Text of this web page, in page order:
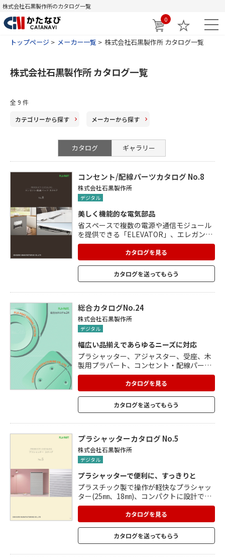
株式会社石黒製作所のカタログ一覧
0
トップページ メーカー一覧 株式会社石黒製作所 カタログ一覧
株式会社石黒製作所 カタログ一覧
全 9 件
カテゴリーから探す メーカーから探す
カタログ ギャラリー
コンセント/配線パーツカタログ No.8
株式会社石黒製作所
デジタル
美しく機能的な電気部品
省スペースで複数の電源や通信モジュール
を提供できる「ELEVATOR」、エレガント
でコンパクトな電源・データ供給ソリュー
ション「POWER FRAME」、さまざまな使
用環境で電源や異なる通信モジュールを装
着できる「DESK2」、希望に応じてビデオ
やオーディオ、ネットワーク接続コンポー
カバーなどを掲載。
カタログを見る
カタログを送ってもらう
総合カタログNo.24
株式会社石黒製作所
デジタル
幅広い品揃えであらゆるニーズに対応
プラシャッター、アジャスター、受座、木
製用プラパート、コンセント・配線パー
ツ、キャスター、脚端プラパート、特殊プ
ラパート、プラレッグ、化粧キャップ、ツ
マミ、押出し製品など、多数の製品を掲載
した総合カタログ。 環境対応もしており、
材料を再利用することで、資源使用量や廃
し、特注品を製作します。 本総合カタログ
では、設計・施工で使うプラ部材を一冊に
集約。技術資料・環境対応情報までご確認
いただけます。
カタログを見る
カタログを送ってもらう
プラシャッターカタログ No.5
株式会社石黒製作所
デジタル
プラシャッターで便利に、すっきりと
プラスチック製で操作が軽快なプラシャッ
ター(25㎜、18㎜)、コンパクトに設計でき
る巻取りシャッター、面付けレールと埋め
込みレール、フラット引手、引手キーユニ
ット、立ったまま鍵の操作ができるセンタ
ーキーユニット、バランサーユニットなど
を掲載。 住宅や宿泊施設、店舗やオフィ
カタログを見る
カタログを送ってもらう